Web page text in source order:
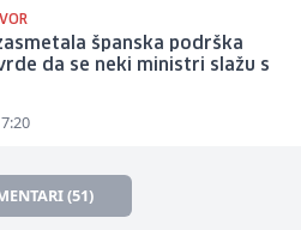
španska podrška
da se neki ministri slažu s
(51)